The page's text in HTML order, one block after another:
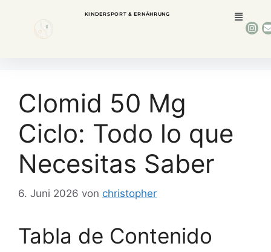
KINDERSPORT & ERNÄHRUNG
Clomid 50 Mg
Ciclo: Todo lo que
Necesitas Saber
6. Juni 2026 von christopher
Tabla de Contenido